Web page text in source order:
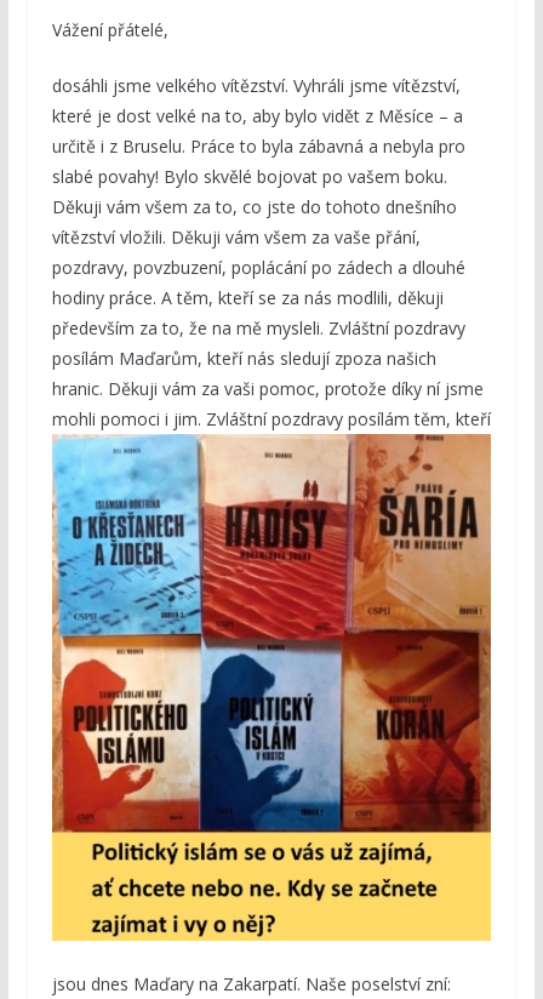
Vážení přátelé,
dosáhli jsme velkého vítězství. Vyhráli jsme vítězství,
které je dost velké na to, aby bylo vidět z Měsíce – a
určitě i z Bruselu. Práce to byla zábavná a nebyla pro
slabé povahy! Bylo skvělé bojovat po vašem boku.
Děkuji vám všem za to, co jste do tohoto dnešního
vítězství vložili. Děkuji vám všem za vaše přání,
pozdravy, povzbuzení, poplácání po zádech a dlouhé
hodiny práce. A těm, kteří se za nás modlili, děkuji
především za to, že na mě mysleli. Zvláštní pozdravy
posílám Maďarům, kteří nás sledují zpoza našich
hranic. Děkuji vám za vaši pomoc, protože díky ní jsme
mohli pomoci i jim. Zvláštní pozdravy posílámtěm, kteří
jsou dnes Maďary na Zakarpatí. Naše poselství zní: